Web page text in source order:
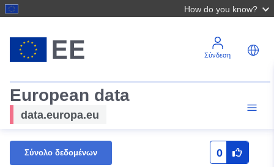
How do you know?
Σύνδεση
European data
data.europa.eu
Σύνολο δεδομένων 0